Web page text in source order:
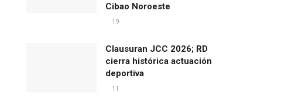
Cibao Noroeste
19
Clausuran JCC 2026; RD
cierra histórica actuación
deportiva
11